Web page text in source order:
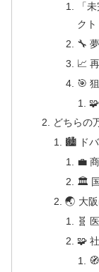
「
クト
🔧
📈
🎯
どちらの
🏙 ドバ
💼
🏛
🌏 大
🧬
🧩